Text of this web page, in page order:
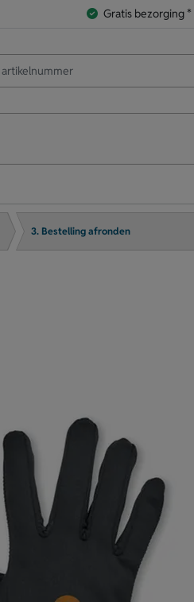
Gratis bezorging *
3. Bestelling afronden